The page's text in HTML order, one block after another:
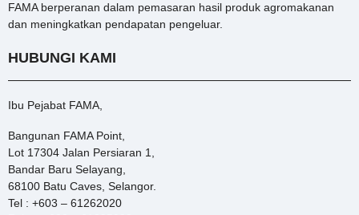
FAMA berperanan dalam pemasaran hasil produk agromakanan
dan meningkatkan pendapatan pengeluar.
HUBUNGI KAMI
Ibu Pejabat FAMA,
Bangunan FAMA Point,
Lot 17304 Jalan Persiaran 1,
Bandar Baru Selayang,
68100 Batu Caves, Selangor.
Tel : +603 – 61262020